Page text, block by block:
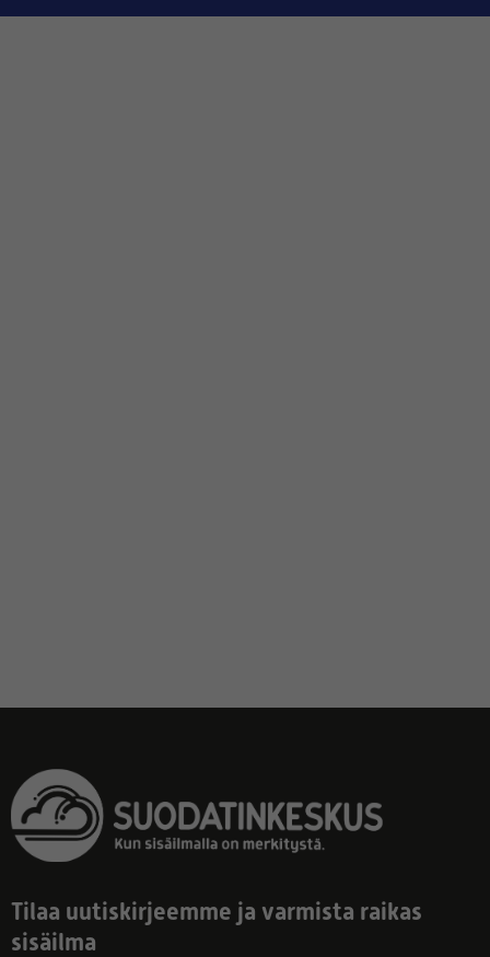
Tilaa uutiskirjeemme ja varmista raikas
sisäilma